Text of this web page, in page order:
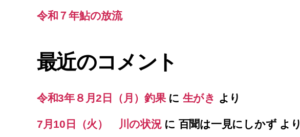
令和７年鮎の放流
最近のコメント
令和3年８月2日（月）釣果に 生がき より
7月10日（火） 川の状況に 百聞は一見にしかずより